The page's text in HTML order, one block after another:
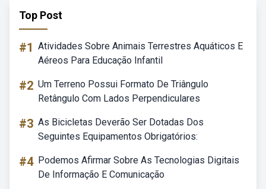
Top Post
#1 Atividades Sobre Animais Terrestres Aquáticos E
Aéreos Para Educação Infantil
#2 Um Terreno Possui Formato De Triângulo
Retângulo Com Lados Perpendiculares
#3 As Bicicletas Deverão Ser Dotadas Dos
Seguintes Equipamentos Obrigatórios:
#4 Podemos Afirmar Sobre As Tecnologias Digitais
De Informação E Comunicação